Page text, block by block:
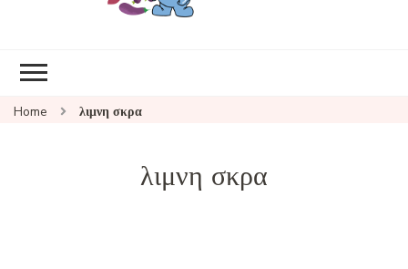
Home λιμνη σκρα
λιμνη σκρα